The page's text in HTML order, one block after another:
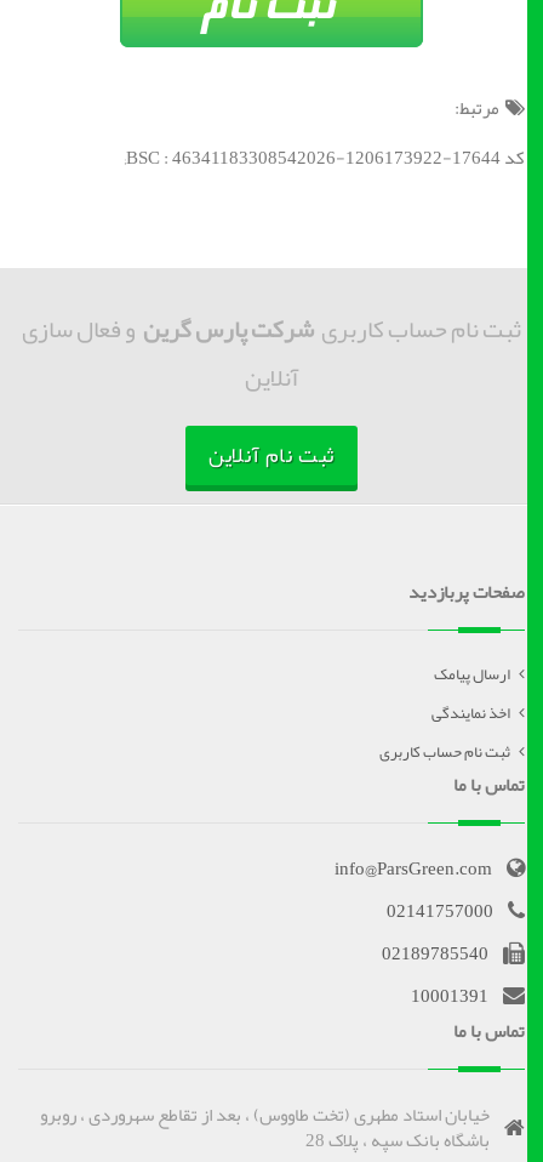
مرتبط:
کد BSC : 46341183308542026-1206173922-17644;
ثبت نام حساب کاربریشرکت پارس گرینو فعال سازی
آنلاین
ثبت نام آنلاین
صفحات پربازدید
ارسال پیامک
اخذ نمایندگی
ثبت نام حساب کاربری
تماس با ما
info@ParsGreen.com
02141757000
02189785540
10001391
تماس با ما
خیابان استاد مطهری (تخت طاووس) ، بعد از تقاطع سهروردی ، روبرو
باشگاه بانک سپه ، پلاک 28